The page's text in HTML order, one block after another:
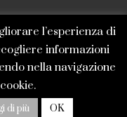
l’esperienza di
informazioni
nella navigazione
di più OK